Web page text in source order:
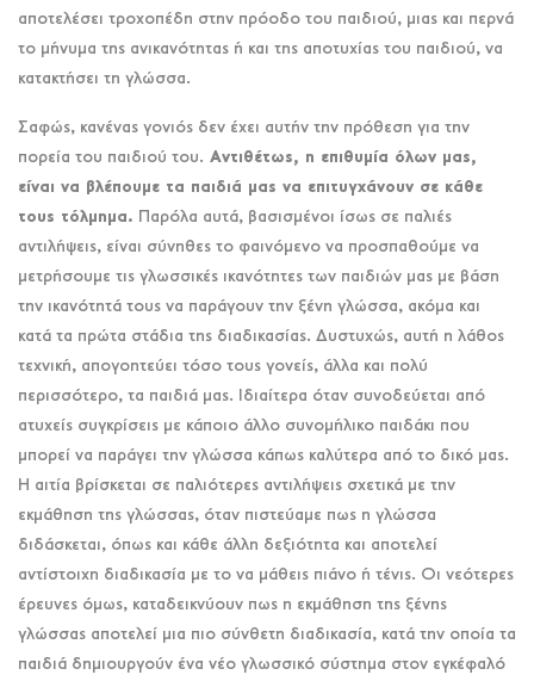
αποτελέσει τροχοπέδη στην πρόοδο του παιδιού, μιας και περνά
το μήνυμα της ανικανότητας ή και της αποτυχίας του παιδιού, να
κατακτήσει τη γλώσσα.
Σαφώς, κανένας γονιός δεν έχει αυτήν την πρόθεση για την
πορεία του παιδιού του. Αντιθέτως, η επιθυμία όλων μας,
είναι να βλέπουμε τα παιδιά μας να επιτυγχάνουν σε κάθε
τους τόλμημα. Παρόλα αυτά, βασισμένοι ίσως σε παλιές
αντιλήψεις, είναι σύνηθες το φαινόμενο να προσπαθούμε να
μετρήσουμε τις γλωσσικές ικανότητες των παιδιών μας με βάση
την ικανότητά τους να παράγουν την ξένη γλώσσα, ακόμα και
κατά τα πρώτα στάδια της διαδικασίας. Δυστυχώς, αυτή η λάθος
τεχνική, απογοητεύει τόσο τους γονείς, άλλα και πολύ
περισσότερο, τα παιδιά μας. Ιδιαίτερα όταν συνοδεύεται από
ατυχείς συγκρίσεις με κάποιο άλλο συνομήλικο παιδάκι που
μπορεί να παράγει την γλώσσα κάπως καλύτερα από το δικό μας.
Η αιτία βρίσκεται σε παλιότερες αντιλήψεις σχετικά με την
εκμάθηση της γλώσσας, όταν πιστεύαμε πως η γλώσσα
διδάσκεται, όπως και κάθε άλλη δεξιότητα και αποτελεί
αντίστοιχη διαδικασία με το να μάθεις πιάνο ή τένις. Οι νεότερες
έρευνες όμως, καταδεικνύουν πως η εκμάθηση της ξένης
γλώσσας αποτελεί μια πιο σύνθετη διαδικασία, κατά την οποία τα
παιδιά δημιουργούν ένα νέο γλωσσικό σύστημα στον εγκέφαλό